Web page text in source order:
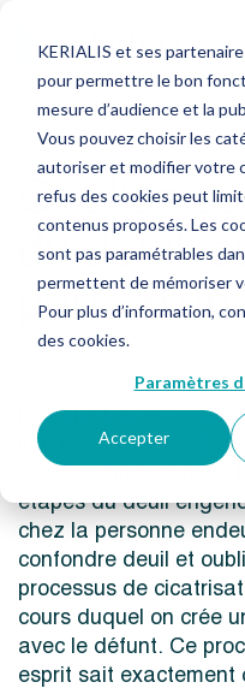
KERIALIS et ses
pour permettre le bon
mesure d’audience et la
Vous pouvez choisir les
autoriser et modifier votre
refus des cookies peut
contenus proposés. Les
sont pas paramétrables
permettent de mémoriser
Pour plus d’information,
des cookies.
Paramètres
Accepter
Quelles
du deuil,
perte
Lorsque l’on est
impose souvent «
»… Ces injonctions
étapes du deuil
chez la personne
confondre deuil et
processus de
cours duquel on crée
avec le défunt. Ce
esprit sait exactement